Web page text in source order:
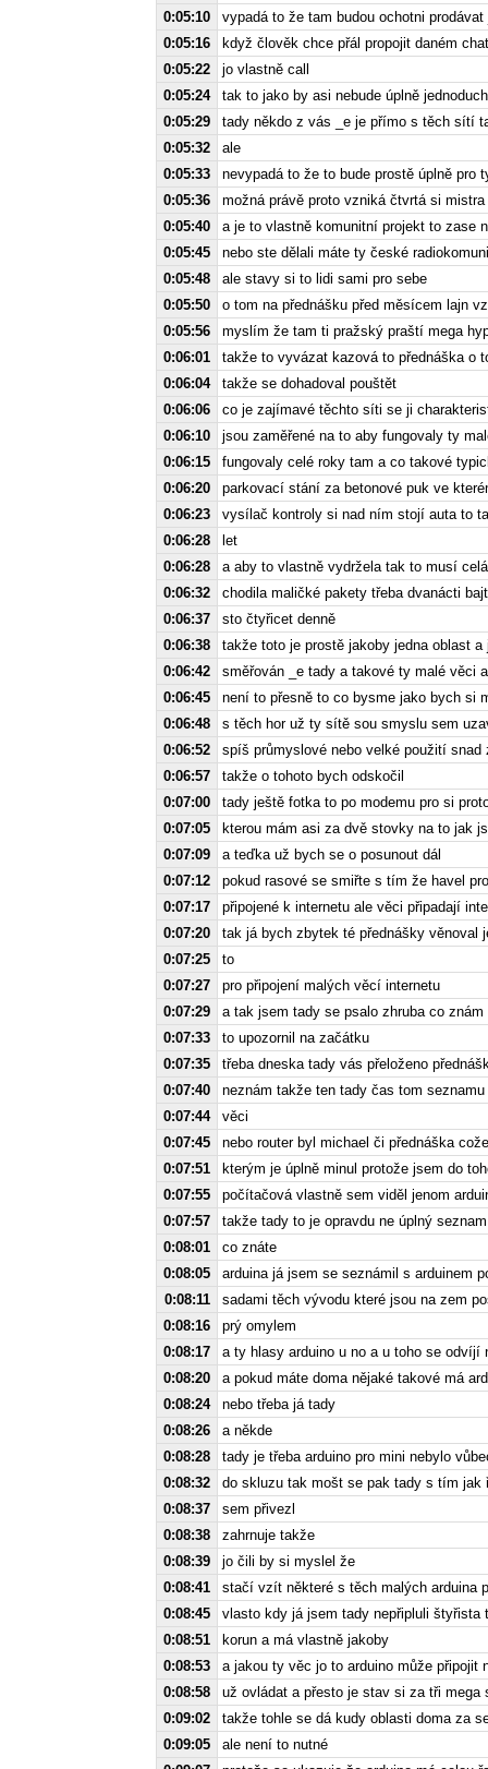
0:05:10
vypadá to že tam budou ochotni
0:05:16
když člověk chce přál propojit daném
0:05:22
jo vlastně call
0:05:24
tak to jako by asi nebude úplně
0:05:29
tady někdo z vás _e je přímo s těch sítí
0:05:32
ale
0:05:33
nevypadá to že to bude prostě úplně pro
0:05:36
možná právě proto vzniká čtvrtá si
0:05:40
a je to vlastně komunitní projekt to zase
0:05:45
nebo ste dělali máte ty české
0:05:48
ale stavy si to lidi sami pro sebe
0:05:50
o tom na přednášku před měsícem lajn
0:05:56
myslím že tam ti pražský praští mega
0:06:01
takže to vyvázat kazová to přednáška o
0:06:04
takže se dohadoval pouštět
0:06:06
co je zajímavé těchto síti se ji
0:06:10
jsou zaměřené na to aby fungovaly ty
0:06:15
fungovaly celé roky tam a co takové
0:06:20
parkovací stání za betonové puk ve
0:06:23
vysílač kontroly si nad ním stojí auta to
0:06:28
let
0:06:28
a aby to vlastně vydržela tak to musí
0:06:32
chodila maličké pakety třeba dvanácti
0:06:37
sto čtyřicet denně
0:06:38
takže toto je prostě jakoby jedna oblast a
0:06:42
směřován _e tady a takové ty malé věci
0:06:45
není to přesně to co bysme jako bych si
0:06:48
s těch hor už ty sítě sou smyslu sem
0:06:52
spíš průmyslové nebo velké použití snad
0:06:57
takže o tohoto bych odskočil
0:07:00
tady ještě fotka to po modemu pro si
0:07:05
kterou mám asi za dvě stovky na to jak
0:07:09
a teďka už bych se o posunout dál
0:07:12
pokud rasové se smiřte s tím že havel
0:07:17
připojené k internetu ale věci připadají
0:07:20
tak já bych zbytek té přednášky věnoval
0:07:25
to
0:07:27
pro připojení malých věcí internetu
0:07:29
a tak jsem tady se psalo zhruba co
0:07:33
to upozornil na začátku
0:07:35
třeba dneska tady vás přeloženo
0:07:40
neznám takže ten tady čas tom
0:07:44
věci
0:07:45
nebo router byl michael či přednáška
0:07:51
kterým je úplně minul protože jsem do
0:07:55
počítačová vlastně sem viděl jenom
0:07:57
takže tady to je opravdu ne úplný
0:08:01
co znáte
0:08:05
arduina já jsem se seznámil s arduinem
0:08:11
sadami těch vývodu které jsou na zem
0:08:16
prý omylem
0:08:17
a ty hlasy arduino u no a u toho se odvíjí
0:08:20
a pokud máte doma nějaké takové má
0:08:24
nebo třeba já tady
0:08:26
a někde
0:08:28
tady je třeba arduino pro mini nebylo
0:08:32
do skluzu tak mošt se pak tady s tím jak
0:08:37
sem přivezl
0:08:38
zahrnuje takže
0:08:39
jo čili by si myslel že
0:08:41
stačí vzít některé s těch malých arduina
0:08:45
vlasto kdy já jsem tady nepřipluli
0:08:51
korun a má vlastně jakoby
0:08:53
a jakou ty věc jo to arduino může připojit
0:08:58
už ovládat a přesto je stav si za tři mega
0:09:02
takže tohle se dá kudy oblasti doma za
0:09:05
ale není to nutné